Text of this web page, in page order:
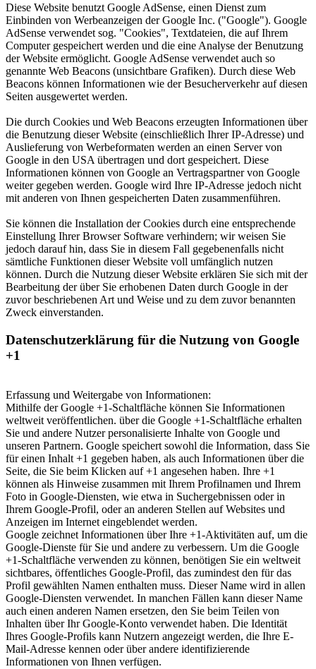
Diese Website benutzt Google AdSense, einen Dienst zum
Einbinden von Werbeanzeigen der Google Inc. ("Google"). Google
AdSense verwendet sog. "Cookies", Textdateien, die auf Ihrem
Computer gespeichert werden und die eine Analyse der Benutzung
der Website ermöglicht. Google AdSense verwendet auch so
genannte Web Beacons (unsichtbare Grafiken). Durch diese Web
Beacons können Informationen wie der Besucherverkehr auf diesen
Seiten ausgewertet werden.
Die durch Cookies und Web Beacons erzeugten Informationen über
die Benutzung dieser Website (einschließlich Ihrer IP-Adresse) und
Auslieferung von Werbeformaten werden an einen Server von
Google in den USA übertragen und dort gespeichert. Diese
Informationen können von Google an Vertragspartner von Google
weiter gegeben werden. Google wird Ihre IP-Adresse jedoch nicht
mit anderen von Ihnen gespeicherten Daten zusammenführen.
Sie können die Installation der Cookies durch eine entsprechende
Einstellung Ihrer Browser Software verhindern; wir weisen Sie
jedoch darauf hin, dass Sie in diesem Fall gegebenenfalls nicht
sämtliche Funktionen dieser Website voll umfänglich nutzen
können. Durch die Nutzung dieser Website erklären Sie sich mit der
Bearbeitung der über Sie erhobenen Daten durch Google in der
zuvor beschriebenen Art und Weise und zu dem zuvor benannten
Zweck einverstanden.
Datenschutzerklärung für die Nutzung von Google
+1
Erfassung und Weitergabe von Informationen:
Mithilfe der Google +1-Schaltfläche können Sie Informationen
weltweit veröffentlichen. über die Google +1-Schaltfläche erhalten
Sie und andere Nutzer personalisierte Inhalte von Google und
unseren Partnern. Google speichert sowohl die Information, dass Sie
für einen Inhalt +1 gegeben haben, als auch Informationen über die
Seite, die Sie beim Klicken auf +1 angesehen haben. Ihre +1
können als Hinweise zusammen mit Ihrem Profilnamen und Ihrem
Foto in Google-Diensten, wie etwa in Suchergebnissen oder in
Ihrem Google-Profil, oder an anderen Stellen auf Websites und
Anzeigen im Internet eingeblendet werden.
Google zeichnet Informationen über Ihre +1-Aktivitäten auf, um die
Google-Dienste für Sie und andere zu verbessern. Um die Google
+1-Schaltfläche verwenden zu können, benötigen Sie ein weltweit
sichtbares, öffentliches Google-Profil, das zumindest den für das
Profil gewählten Namen enthalten muss. Dieser Name wird in allen
Google-Diensten verwendet. In manchen Fällen kann dieser Name
auch einen anderen Namen ersetzen, den Sie beim Teilen von
Inhalten über Ihr Google-Konto verwendet haben. Die Identität
Ihres Google-Profils kann Nutzern angezeigt werden, die Ihre E-
Mail-Adresse kennen oder über andere identifizierende
Informationen von Ihnen verfügen.